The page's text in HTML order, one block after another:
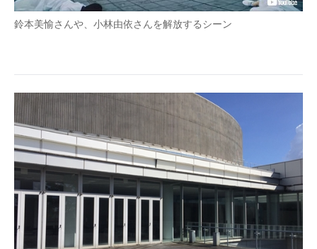
鈴本美愉さんや、小林由依さんを解放するシーン